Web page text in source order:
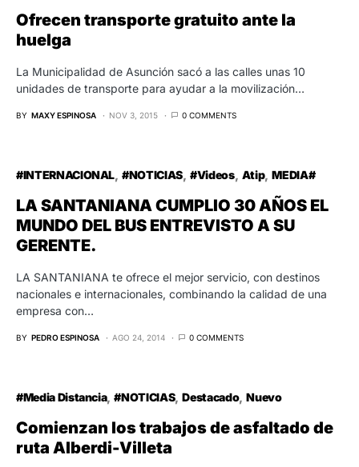
Ofrecen transporte gratuito ante la
huelga
La Municipalidad de Asunción sacó a las calles unas 10
unidades de transporte para ayudar a la movilización…
BY MAXY ESPINOSA NOV 3, 2015 0 COMMENTS
#INTERNACIONAL #NOTICIAS #Videos Atip MEDIA#
LA SANTANIANA CUMPLIO 30 AÑOS EL
MUNDO DEL BUS ENTREVISTO A SU
GERENTE.
LA SANTANIANA te ofrece el mejor servicio, con destinos
nacionales e internacionales, combinando la calidad de una
empresa con…
BY PEDRO ESPINOSA AGO 24, 2014 0 COMMENTS
#Media Distancia #NOTICIAS Destacado Nuevo
Comienzan los trabajos de asfaltado de
ruta Alberdi-Villeta